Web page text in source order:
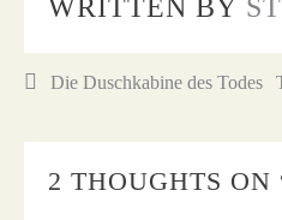
WRITTEN BY
Die Duschkabine des Todes
2 THOUGHTS ON